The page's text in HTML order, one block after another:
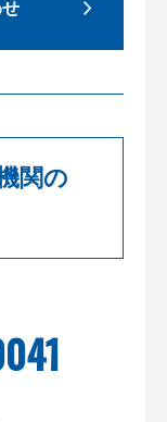
関の